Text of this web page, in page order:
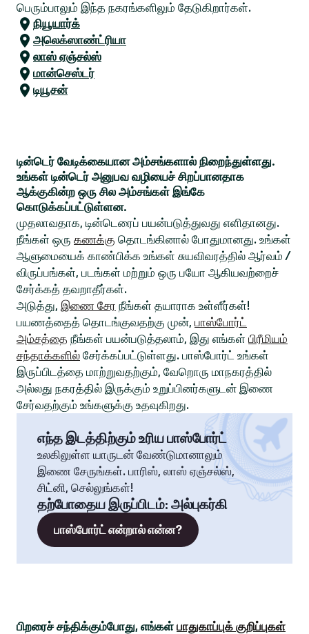
பெரும்பாலும் இந்த நகரங்களிலும் தேடுகிறார்கள்.
நியூயார்க்
அலெக்ஸாண்ட்ரியா
லாஸ் ஏஞ்சல்ஸ்
மான்செஸ்டர்
டியூசன்
டின்டெர் வேடிக்கையான அம்சங்களால் நிறைந்துள்ளது.
உங்கள் டின்டெர் அனுபவ வழியைச் சிறப்பானதாக
ஆக்குகின்ற ஒரு சில அம்சங்கள் இங்கே
கொடுக்கப்பட்டுள்ளன.
முதலாவதாக, டின்டெரைப் பயன்படுத்துவது எளிதானது.
நீங்கள் ஒரு கணக்கு தொடங்கினால் போதுமானது. உங்கள்
ஆளுமையைக் காண்பிக்க உங்கள் சுயவிவரத்தில் ஆர்வம் /
விருப்பங்கள், படங்கள் மற்றும் ஒரு பயோ ஆகியவற்றைச்
சேர்க்கத் தவறாதீர்கள்.
அடுத்து, இணை சேர நீங்கள் தயாராக உள்ளீர்கள்!
பயணத்தைத் தொடங்குவதற்கு முன், பாஸ்போர்ட்
அம்சத்தை நீங்கள் பயன்படுத்தலாம், இது எங்கள் பிரீமியம்
சந்தாக்களில் சேர்க்கப்பட்டுள்ளது. பாஸ்போர்ட் உங்கள்
இருப்பிடத்தை மாற்றுவதற்கும், வேறொரு மாநகரத்தில்
அல்லது நகரத்தில் இருக்கும் உறுப்பினர்களுடன் இணை
சேர்வதற்கும் உங்களுக்கு உதவுகிறது.
எந்த இடத்திற்கும் உரிய பாஸ்போர்ட்
உலகிலுள்ள யாருடன் வேண்டுமானாலும்
இணை சேருங்கள். பாரிஸ், லாஸ் ஏஞ்சல்ஸ்,
சிட்னி, செல்லுங்கள்!
தற்போதைய இருப்பிடம்: அல்புகர்கி
பாஸ்போர்ட் என்றால் என்ன?
பிறரைச் சந்திக்கும்போது, எங்கள் பாதுகாப்புக் குறிப்புகள்